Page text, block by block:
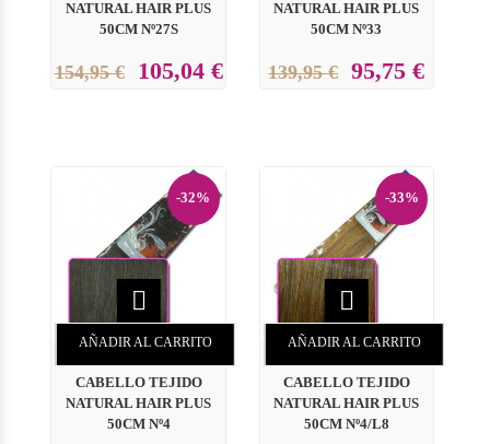
NATURAL HAIR PLUS
50CM Nº27S
154,95 € 105,04 €
NATURAL HAIR PLUS
50CM Nº33
139,95 € 95,75 €
-32%

AÑADIR AL CARRITO
CABELLO TEJIDO
NATURAL HAIR PLUS
50CM Nº4
-33%

AÑADIR AL CARRITO
CABELLO TEJIDO
NATURAL HAIR PLUS
50CM Nº4/L8